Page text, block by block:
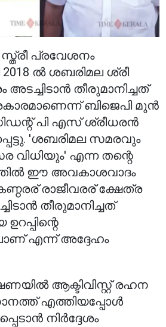
പ്രവേശനം
ൽ ശബരിമല ശ്രീ
തീരുമാനിച്ചത്
ബിജെപി മുൻ
പി എസ് ശ്രീധരൻ
'ശബരിമല സമരവും
എന്ന തന്റെ
ഈ അവകാശവാദം
രാജീവരര് ക്ഷേത്ര
തീരുമാനിച്ചത്
എന്ന് അദ്ദേഹം
ആക്ടിവിസ്റ്റ് രഹന
എത്തിയപ്പോൾ
നിർദ്ദേശം